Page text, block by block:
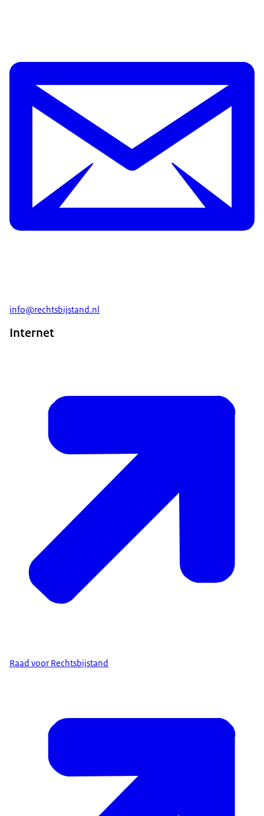
info@rechtsbijstand.nl
Internet
Raad voor Rechtsbijstand